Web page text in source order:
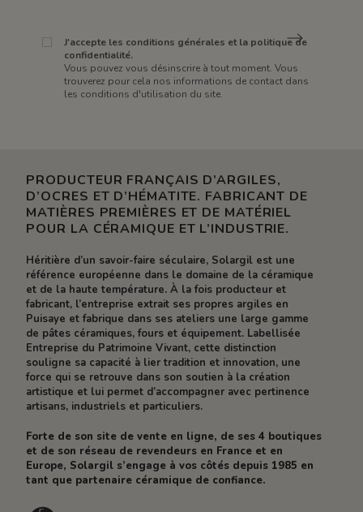
J'accepte les conditions générales et la politique de
confidentialité.
Vous pouvez vous désinscrire à tout moment. Vous
trouverez pour cela nos informations de contact dans
les conditions d'utilisation du site.
PRODUCTEUR FRANÇAIS D’ARGILES,
D’OCRES ET D’HÉMATITE. FABRICANT DE
MATIÈRES PREMIÈRES ET DE MATÉRIEL
POUR LA CÉRAMIQUE ET L’INDUSTRIE.
Héritière d’un savoir-faire séculaire, Solargil est une
référence européenne dans le domaine de la céramique
et de la haute température. À la fois producteur et
fabricant, l’entreprise extrait ses propres argiles en
Puisaye et fabrique dans ses ateliers une large gamme
de pâtes céramiques, fours et équipement. Labellisée
Entreprise du Patrimoine Vivant, cette distinction
souligne sa capacité à lier tradition et innovation, une
force qui se retrouve dans son soutien à la création
artistique et lui permet d’accompagner avec pertinence
artisans, industriels et particuliers.
Forte de son site de vente en ligne, de ses 4 boutiques
et de son réseau de revendeurs en France et en
Europe, Solargil s’engage à vos côtés depuis 1985 en
tant que partenaire céramique de confiance.